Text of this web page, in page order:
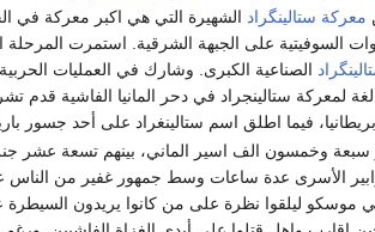
معركة ستالينگراد الشهيرة التي هي اكبر معركة في
السوفيتية على الجبهة الشرقية. استمرت المرحلة
الصناعية الكبرى. وشارك في العمليات
لمعركة ستالينجراد في دحر المانيا الفاشية قدم
بريطانيا، فيما اطلق اسم ستالينغراد على أحد جسور
وخمسون الف اسير الماني، بينهم تسعة عشر
الأسرى عدة ساعات وسط جمهور غفير من الناس
موسكو ليلقوا نظرة على من كانوا يريدون السيطرة